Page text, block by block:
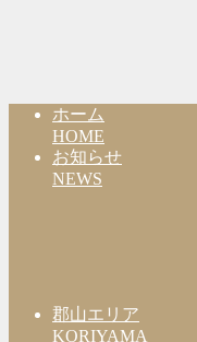
ホーム
HOME
お知らせ
NEWS
郡山エリア
KORIYAMA